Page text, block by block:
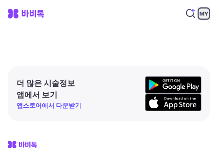
더 많은 시술정보
앱에서 보기
앱스토어에서 다운받기